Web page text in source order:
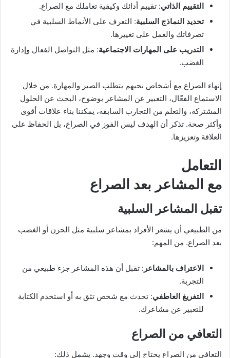
التقييم الذاتي: تقييم أدائك وكيفية تعاملك مع الصراع.
تحديد النماذج السلبية: التعرف على الأنماط السلبية في
تصرفاتك والعمل على تغييرها.
التدريب على المهارات الاجتماعية: مثل التواصل الفعال وإدارة
الغضب.
إنهاء الصراع مع أشخاص نحبهم يتطلب الصبر والمهارة. من خلال
الاستماع الفعّال، التعبير عن المشاعر بوضوح، البحث عن الحلول
المشتركة، والتعلم من التجارب السابقة، يمكننا بناء علاقات أقوى
وأكثر صحة. تذكر أن الهدف ليس الفوز في الصراع، بل الحفاظ على
العلاقة وتعزيزها.
التعامل
مع المشاعر بعد الصراع
تقبل المشاعر السلبية
من الطبيعي أن يشعر الأفراد بمشاعر سلبية مثل الحزن أو الغضب
بعد الصراع. من المهم:
الاعتراف بالمشاعر : تقبل أن هذه المشاعر جزء طبيعي من
التجربة.
التفريغ العاطفي: تحدث مع شخص تثق به أو استخدم الكتابة
للتعبير عن مشاعرك.
التعافي من الصراع
التعافي من الصراع يحتاج إلى وقت وجهد. يشمل ذلك: